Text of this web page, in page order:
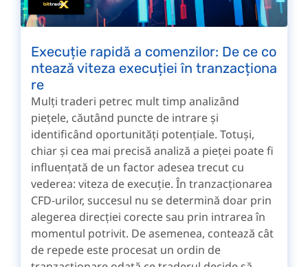
Execuție rapidă a comenzilor: De ce co
ntează viteza execuției în tranzacționa
re
Mulți traderi petrec mult timp analizând
piețele, căutând puncte de intrare și
identificând oportunități potențiale. Totuși,
chiar și cea mai precisă analiză a pieței poate fi
influențată de un factor adesea trecut cu
vederea: viteza de execuție. În tranzacționarea
CFD-urilor, succesul nu se determină doar prin
alegerea direcției corecte sau prin intrarea în
momentul potrivit. De asemenea, contează cât
de repede este procesat un ordin de